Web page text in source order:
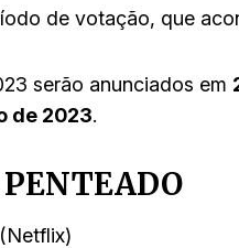
de votação, que
serão anunciados em
de 2023.